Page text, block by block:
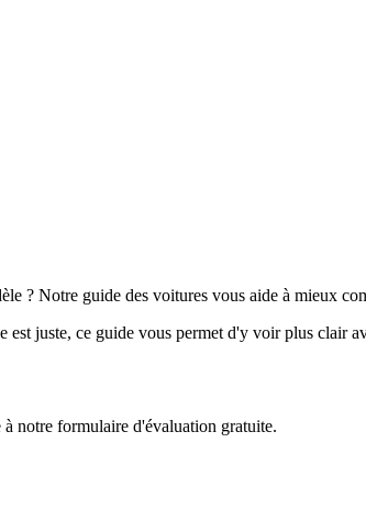
? Notre guide des voitures vous aide à mieux
juste, ce guide vous permet d'y voir plus clair
notre formulaire d'évaluation gratuite.